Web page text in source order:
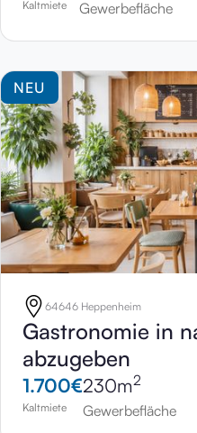
Kaltmiete Gewerbefläche
NEU
64646 Heppenheim
Gastronomie in
abzugeben
1.700€
Kaltmiete
230m2
Gewerbefläche